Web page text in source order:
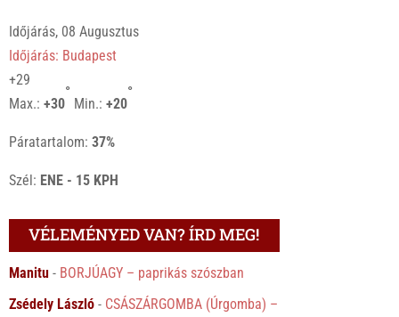
Időjárás, 08 Augusztus
Időjárás: Budapest
+29
Max.:+30
°
Min.:+20
°
Páratartalom:37%
Szél: ENE - 15 KPH
VÉLEMÉNYED VAN? ÍRD MEG!
Manitu - BORJÚAGY – paprikás szószban
Zsédely László - CSÁSZÁRGOMBA (Úrgomba) –